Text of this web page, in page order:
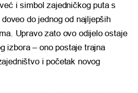
i simbol zajedničkog puta s
do jednog od najljepših
Upravo zato ovo odijelo ostaje
izbora – ono postaje trajna
i početak novog